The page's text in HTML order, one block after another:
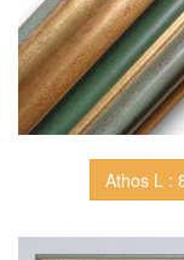
Athos L :